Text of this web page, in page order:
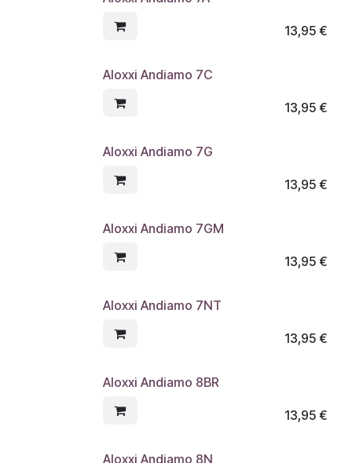
13,95€
Aloxxi Andiamo 7C
13,95€
Aloxxi Andiamo 7G
13,95€
Aloxxi Andiamo 7GM
13,95€
Aloxxi Andiamo 7NT
13,95€
Aloxxi Andiamo 8BR
13,95€
Aloxxi Andiamo 8N